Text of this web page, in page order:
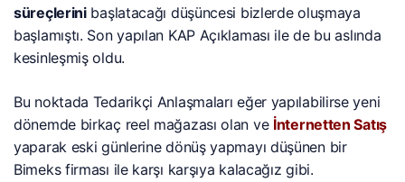
süreçlerinibaşlatacağı düşüncesi bizlerde oluşmaya
başlamıştı. Son yapılan KAP Açıklaması ile de bu aslında
kesinleşmiş oldu.
Bu noktada Tedarikçi Anlaşmaları eğer yapılabilirse yeni
dönemde birkaç reel mağazası olan ve İnternetten Satış
yaparak eski günlerine dönüş yapmayı düşünen bir
Bimeks firması ile karşı karşıya kalacağız gibi.